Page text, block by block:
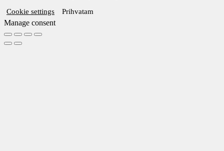
Cookie settings Prihvatam
Manage consent